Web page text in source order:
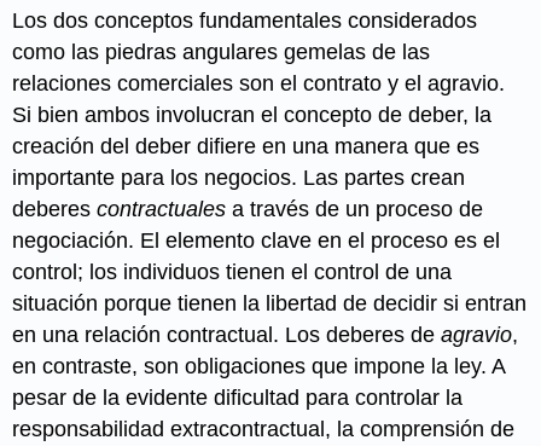
Los dos conceptos fundamentales considerados
como las piedras angulares gemelas de las
relaciones comerciales son el contrato y el agravio.
Si bien ambos involucran el concepto de deber, la
creación del deber difiere en una manera que es
importante para los negocios. Las partes crean
deberescontractuales a través de un proceso de
negociación. El elemento clave en el proceso es el
control; los individuos tienen el control de una
situación porque tienen la libertad de decidir si entran
en una relación contractual. Los deberes deagravio,
en contraste, son obligaciones que impone la ley. A
pesar de la evidente dificultad para controlar la
responsabilidad extracontractual, la comprensión de